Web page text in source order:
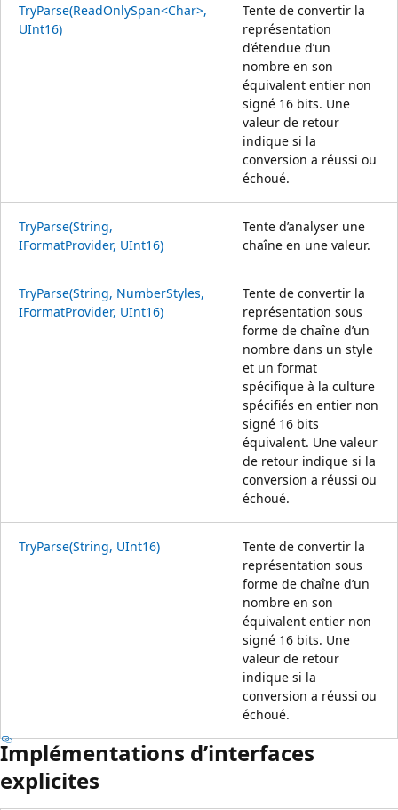
TryParse(ReadOnlySpan<Char>,
UInt16)
Tente de convertir la
représentation
d’étendue d’un
nombre en son
équivalent entier non
signé 16 bits. Une
valeur de retour
indique si la
conversion a réussi ou
échoué.
TryParse(String,
IFormatProvider, UInt16)
Tente d’analyser une
chaîne en une valeur.
TryParse(String, NumberStyles,
IFormatProvider, UInt16)
Tente de convertir la
représentation sous
forme de chaîne d’un
nombre dans un style
et un format
spécifique à la culture
spécifiés en entier non
signé 16 bits
équivalent. Une valeur
de retour indique si la
conversion a réussi ou
échoué.
TryParse(String, UInt16)
Tente de convertir la
représentation sous
forme de chaîne d’un
nombre en son
équivalent entier non
signé 16 bits. Une
valeur de retour
indique si la
conversion a réussi ou
échoué.
Implémentations d’interfaces
explicites